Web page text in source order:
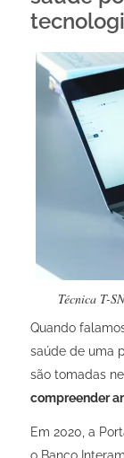
Técnica T-
Quando
saúde de uma
são tomadas
compreender
Em 2020, a